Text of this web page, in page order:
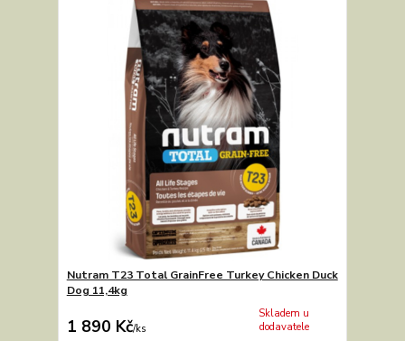
Nutram T23 Total GrainFree Turkey Chicken Duck
Dog 11,4kg
1 890 Kč/ks
Skladem u
dodavatele